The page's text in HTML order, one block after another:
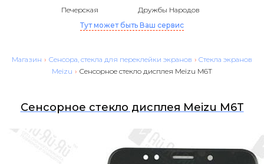
Печерская
Дружбы Народов
Тут может быть Ваш сервис
Магазин › Сенсора, стекла для переклейки экранов › Cтекла экранов
Meizu › Сенсорное стекло дисплея Meizu M6T
Сенсорное стекло дисплея Meizu M6T